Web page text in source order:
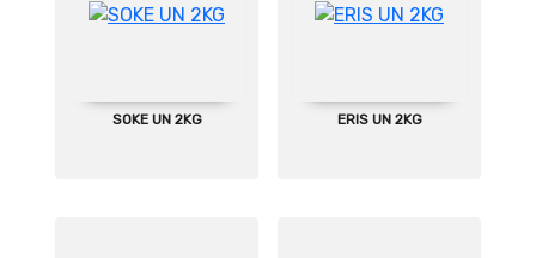
SOKE UN 2KG ERIS UN 2KG